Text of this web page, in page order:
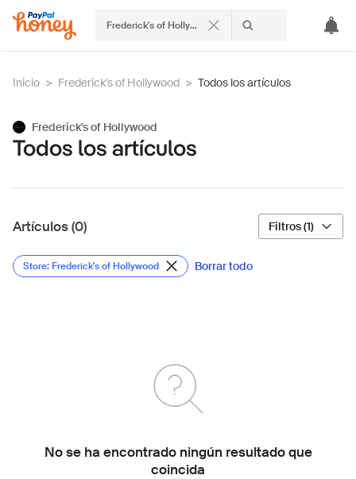
Frederick's of Hollywood
Inicio > Frederick's of Hollywood > Todos los artículos
Frederick's of Hollywood
Todos los artículos
Artículos (0) Filtros (1)
Store: Frederick's of Hollywood Borrar todo
No se ha encontrado ningún resultado que
coincida